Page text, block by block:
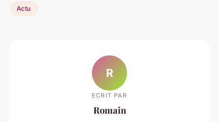
Actu
R
ECRIT PAR
Romain